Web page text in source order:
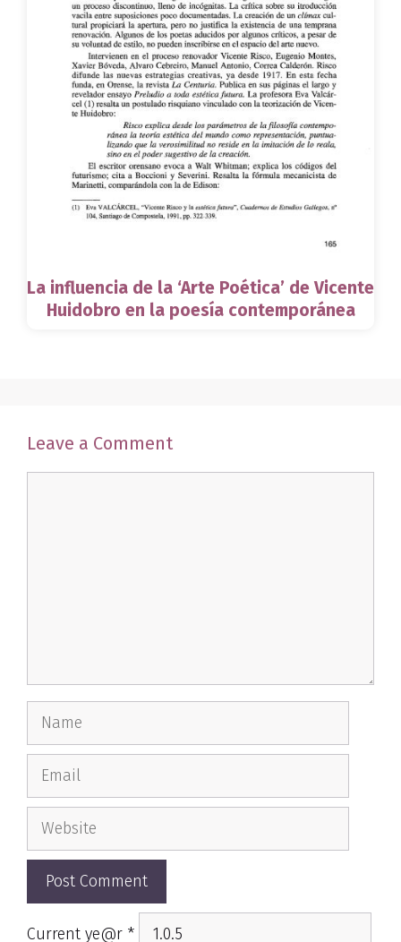
La influencia de la ‘Arte Poética’ de Vicente
Huidobro en la poesía contemporánea
Leave a Comment
Name
Email
Website
Current ye@r *